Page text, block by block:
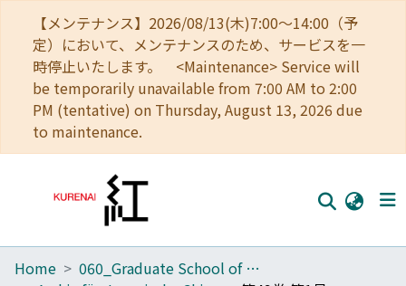
【メンテナンス】2026/08/13(木)7:00～14:00（予
定）において、メンテナンスのため、サービスを一
時停止いたします。 <Maintenance> Service will
be temporarily unavailable from 7:00 AM to 2:00
PM (tentative) on Thursday, August 13, 2026 due
to maintenance.
Home
Home
060_Graduate School of Medicine